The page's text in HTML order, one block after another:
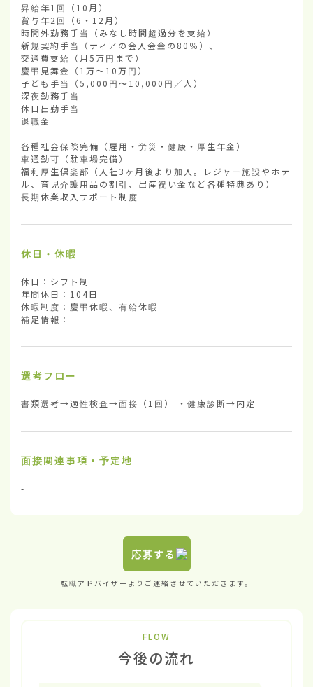
昇給年1回（10月）
賞与年2回（6・12月）
時間外勤務手当（みなし時間超過分を支給）
新規契約手当（ティアの会入会金の80％）、
交通費支給（月5万円まで）
慶弔見舞金（1万〜10万円）
子ども手当（5,000円〜10,000円／人）
深夜勤務手当
休日出勤手当
退職金
各種社会保険完備（雇用・労災・健康・厚生年金）
車通勤可（駐車場完備）
福利厚生倶楽部（入社3ヶ月後より加入。レジャー施設やホテ
ル、育児介護用品の割引、出産祝い金など各種特典あり）
長期休業収入サポート制度
休日・休暇
休日：シフト制
年間休日：104日
休暇制度：慶弔休暇、有給休暇
補足情報：
選考フロー
書類選考→適性検査→面接（1回） ・健康診断→内定
面接関連事項・予定地
-
応募する
転職アドバイザーよりご連絡させていただきます。
FLOW
今後の流れ